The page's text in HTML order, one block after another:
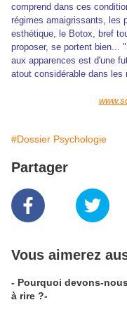
comprend dans ces
régimes amaigrissants, les
esthétique, le Botox, bref
proposer, se portent bien...
aux apparences est d'une
atout considérable dans les
#Dossier Psychologie
Partager
Vous aimerez
- Pourquoi devons-
à rire ?-